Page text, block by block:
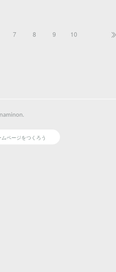
7 8 9 10
.
ページをつくろう